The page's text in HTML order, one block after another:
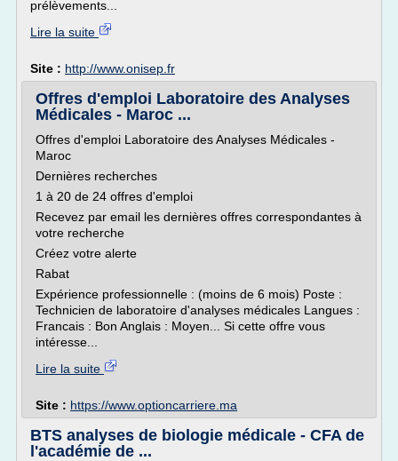
prélèvements...
Lire la suite
Site : http://www.onisep.fr
Offres d'emploi Laboratoire des Analyses
Médicales - Maroc ...
Offres d'emploi Laboratoire des Analyses Médicales -
Maroc
Dernières recherches
1 à 20 de 24 offres d'emploi
Recevez par email les dernières offres correspondantes à
votre recherche
Créez votre alerte
Rabat
Expérience professionnelle : (moins de 6 mois) Poste :
Technicien de laboratoire d'analyses médicales Langues :
Francais : Bon Anglais : Moyen... Si cette offre vous
intéresse...
Lire la suite
Site : https://www.optioncarriere.ma
BTS analyses de biologie médicale - CFA de
l'académie de ...